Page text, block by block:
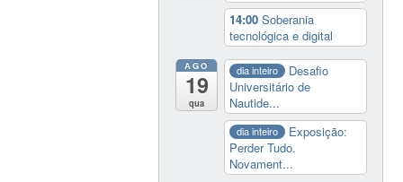
14:00Soberania
tecnológica e digital
AGO
19
qua
dia inteiro
Desafio
Universitário de
Nautide...
dia inteiro
Exposição:
Perder Tudo.
Novament...